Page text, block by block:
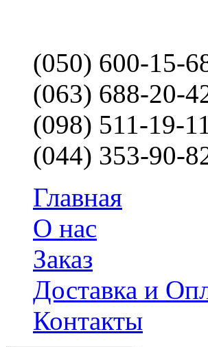
(050) 600-15-
(063) 688-20-
(098) 511-19-11
(044) 353-90-
Главная
О нас
Заказ
Доставка и
Контакты